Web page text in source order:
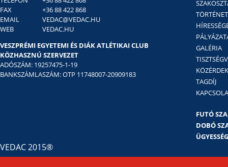
FAX
+36 88 422 868
EMAIL
VEDAC@VEDAC.HU
WEB
VEDAC.HU
VESZPRÉMI EGYETEMI ÉS DIÁK ATLÉTIKAI CLUB
KÖZHASZNÚ SZERVEZET
ADÓSZÁM: 19257475-1-19
BANKSZÁMLASZÁM: OTP 11748007-20909183
TÖRTÉNET
GALÉRIA
TAGDÍJ
FUTÓ
DOBÓ
VEDAC 2015®